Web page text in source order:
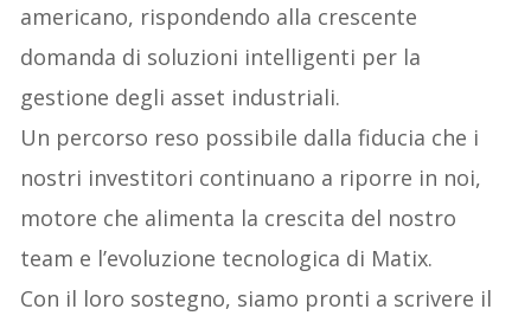
americano, rispondendo alla crescente
domanda di soluzioni intelligenti per la
gestione degli asset industriali.
Un percorso reso possibile dalla fiducia che i
nostri investitori continuano a riporre in noi,
motore che alimenta la crescita del nostro
team e l’evoluzione tecnologica di Matix.
Con il loro sostegno, siamo pronti a scrivere il